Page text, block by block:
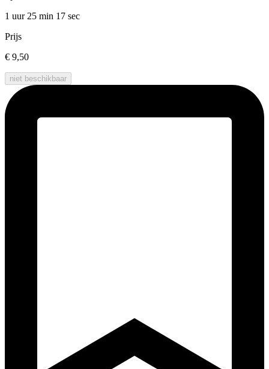
1 uur 25 min 17 sec
Prijs
€ 9,50
niet beschikbaar